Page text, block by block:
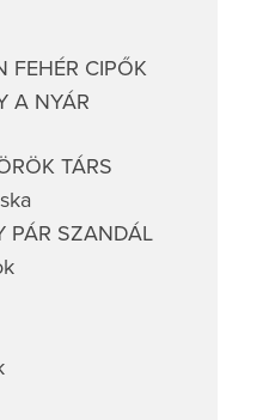
FEHÉR CIPŐK
A NYÁR
TÁRS
PÁR SZANDÁL